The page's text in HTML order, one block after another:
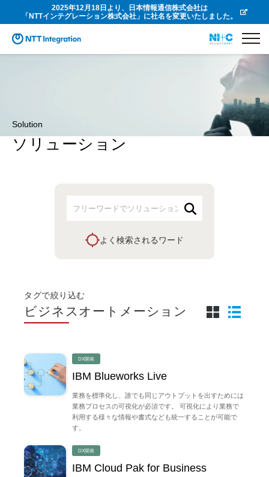
2025年12月18日より、日本情報通信株式会社は
「NTTインテグレーション株式会社」に社名を変更いたしました。
Solution
ソリューション
よく検索されるワード
タグで絞り込む
ビジネスオートメーション
DX開発
IBM Blueworks Live
業務を標準化し、誰でも同じアウトプットを出すためには
業務プロセスの可視化が必須です。 可視化により業務で
利用する様々な情報や書式なども統一することが可能で
す。
DX開発
IBM Cloud Pak for Business